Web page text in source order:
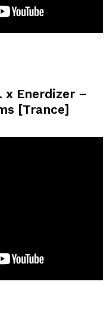
x Enerdizer –
[Trance]